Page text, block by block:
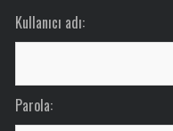
Kullanıcı adı:
Parola: